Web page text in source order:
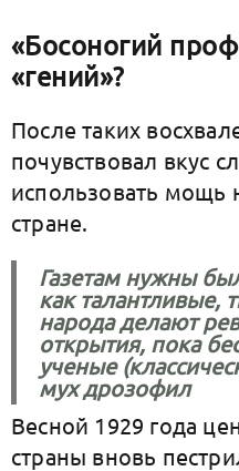
«Босоногий
«гений»?
После таких
почувствовал вкус
использовать мощь
стране.
Газетам нужны
как талантливые,
народа делают
открытия, пока
ученые
мух дрозофил
Весной 1929 года
страны вновь